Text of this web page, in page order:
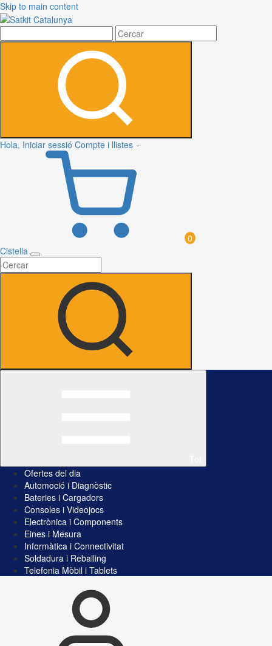
Skip to main content
Hola, Iniciar sessió Compte i llistes
0
Cistella
Ofertes del dia
Automoció i Diagnòstic
Bateries i Cargadors
Consoles i Videojocs
Electrònica i Components
Eines i Mesura
Informàtica i Connectivitat
Soldadura i Reballing
Telefonia Mòbil i Tablets